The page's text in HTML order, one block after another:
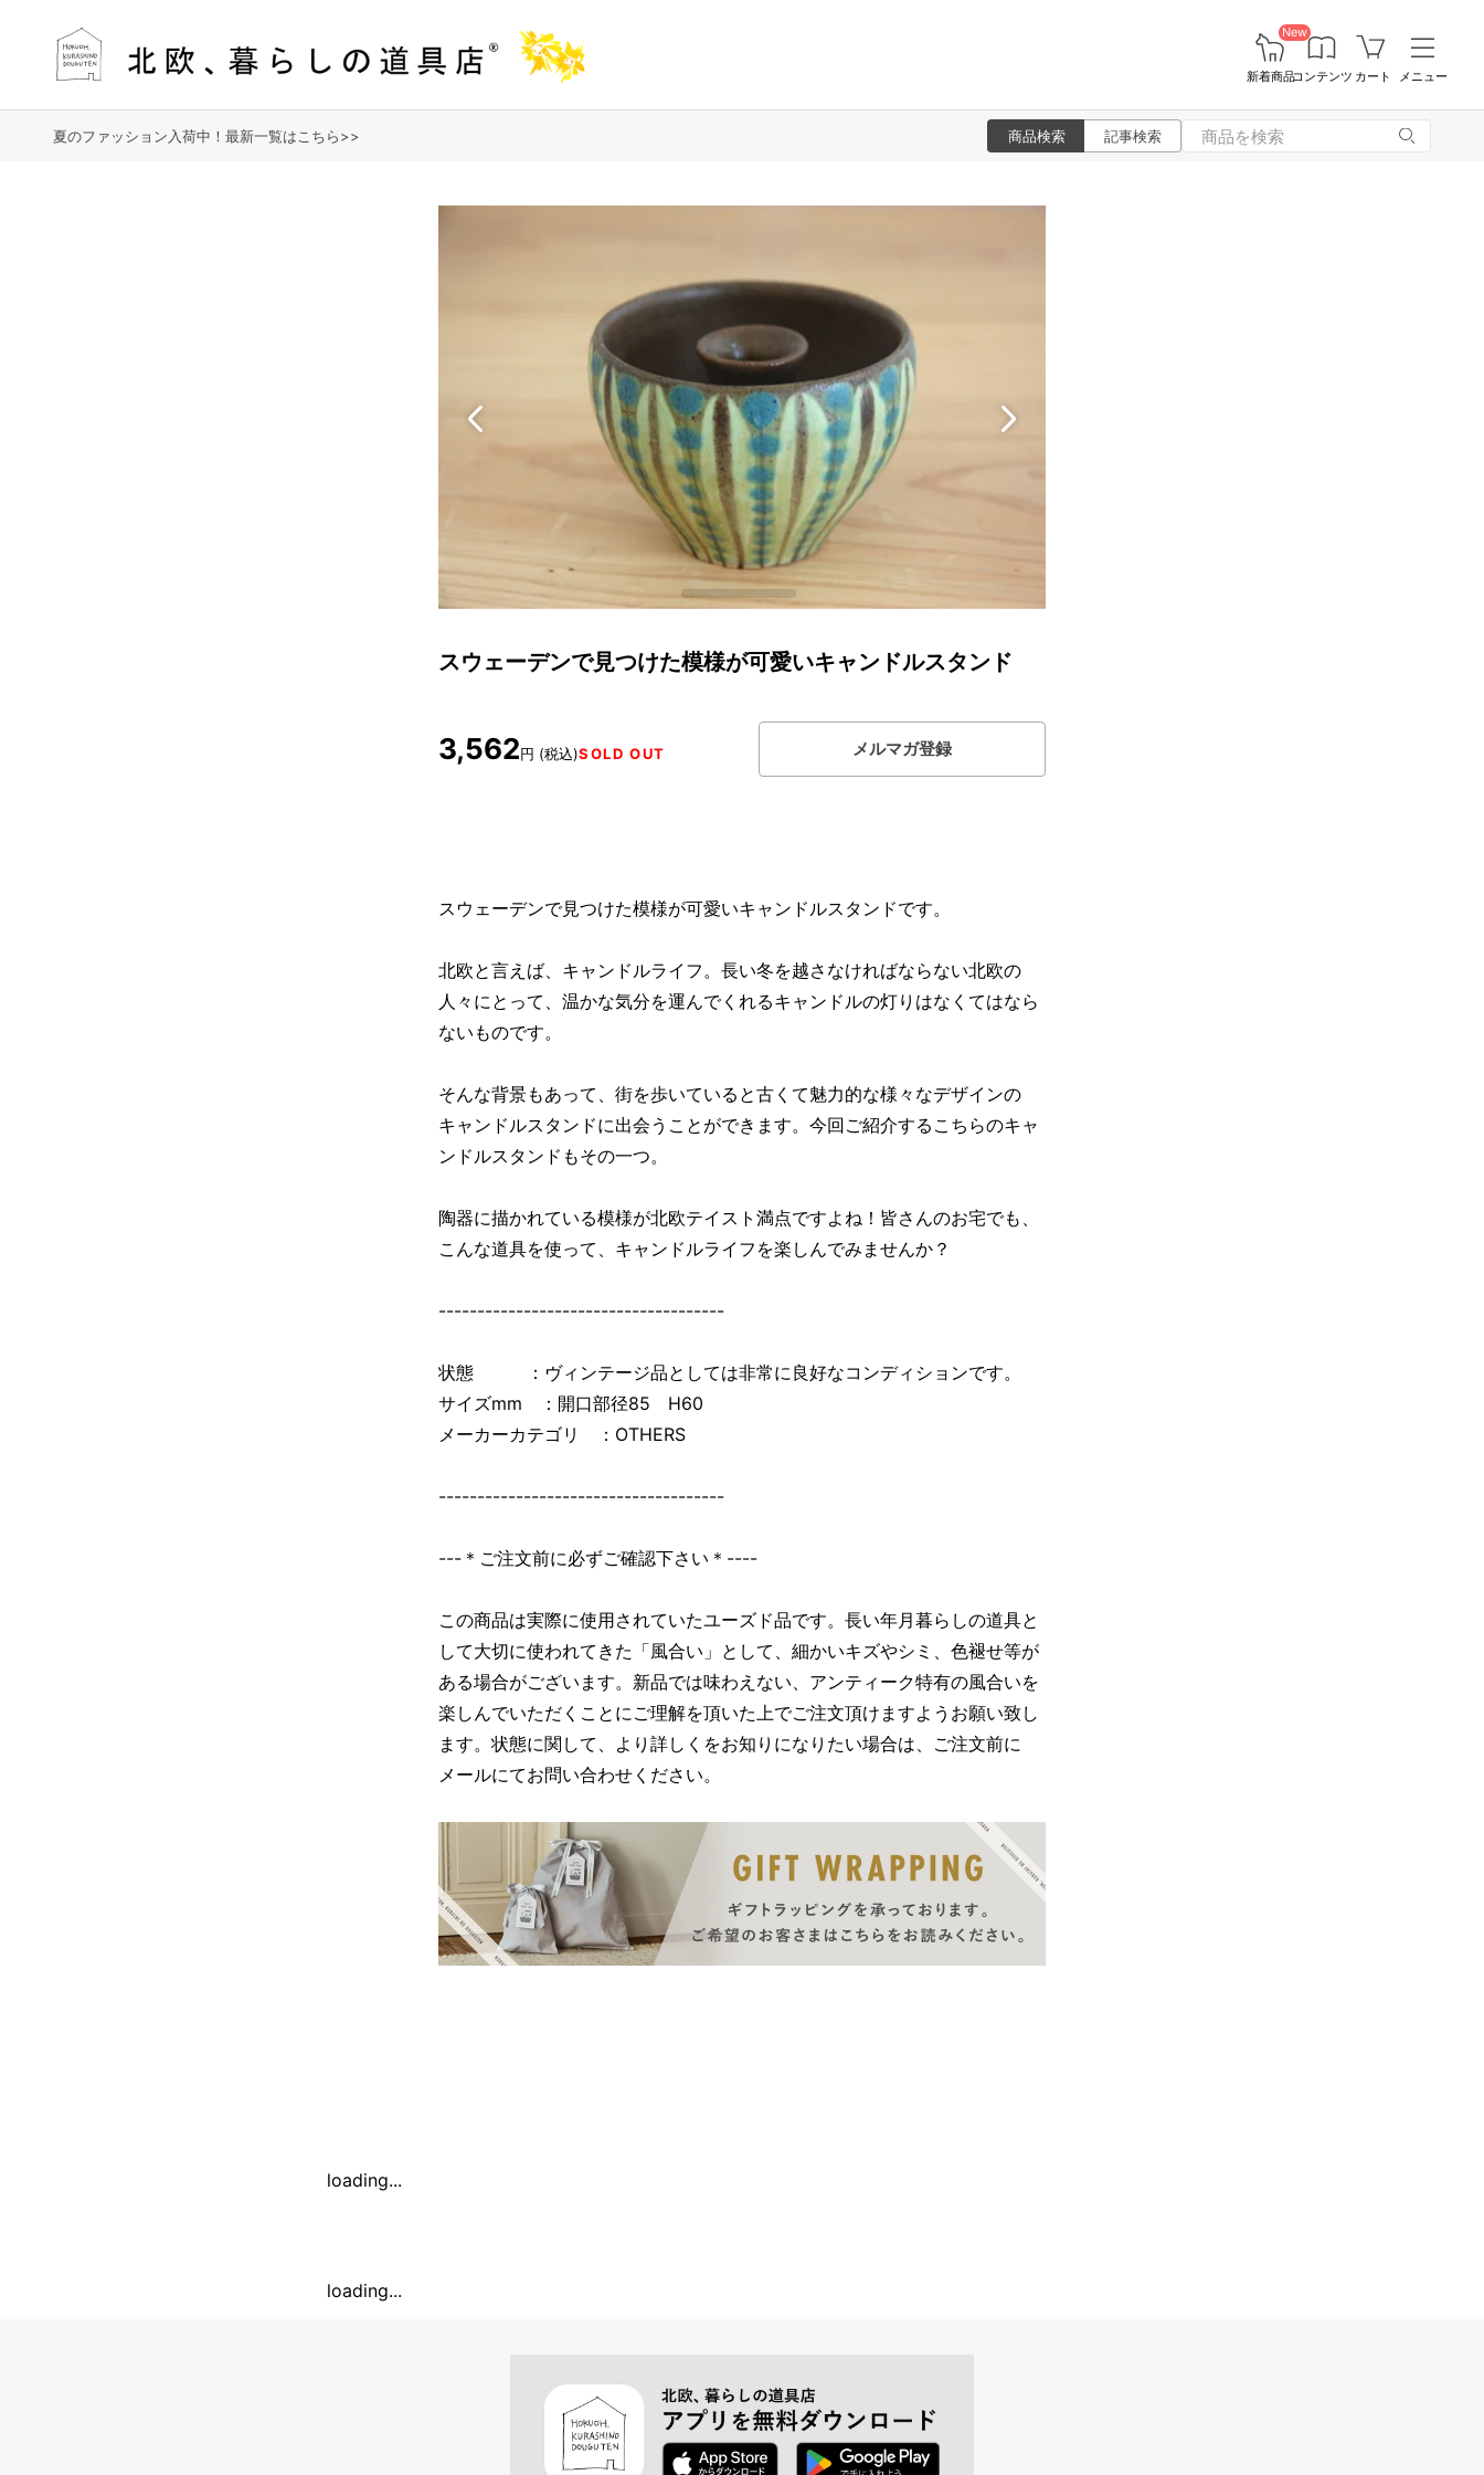
New
新着商品コンテンツ カート メニュー
夏のファッション入荷中！最新一覧はこちら>> 商品検索 記事検索
スウェーデンで見つけた模様が可愛いキャンドルスタンド
3,562円 (税込)SOLD OUT メルマガ登録
スウェーデンで見つけた模様が可愛いキャンドルスタンドです。
北欧と言えば、キャンドルライフ。長い冬を越さなければならない北欧の
人々にとって、温かな気分を運んでくれるキャンドルの灯りはなくてはなら
ないものです。
そんな背景もあって、街を歩いていると古くて魅力的な様々なデザインの
キャンドルスタンドに出会うことができます。今回ご紹介するこちらのキャ
ンドルスタンドもその一つ。
陶器に描かれている模様が北欧テイスト満点ですよね！皆さんのお宅でも、
こんな道具を使って、キャンドルライフを楽しんでみませんか？
-------------------------------------
状態 ：ヴィンテージ品としては非常に良好なコンディションです。
サイズmm ：開口部径85 H60
メーカーカテゴリ ：OTHERS
-------------------------------------
---＊ご注文前に必ずご確認下さい＊----
この商品は実際に使用されていたユーズド品です。長い年月暮らしの道具と
して大切に使われてきた「風合い」として、細かいキズやシミ、色褪せ等が
ある場合がございます。新品では味わえない、アンティーク特有の風合いを
楽しんでいただくことにご理解を頂いた上でご注文頂けますようお願い致し
ます。状態に関して、より詳しくをお知りになりたい場合は、ご注文前に
メールにてお問い合わせください。
loading...
loading...